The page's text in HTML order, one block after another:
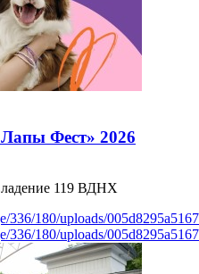
Фест» 2026
119 ВДНХ
336/180/uploads/
336/180/uploads/